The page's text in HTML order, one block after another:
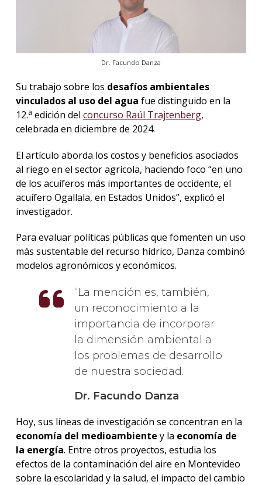
Dr. Facundo Danza
Su trabajo sobre los desafíos ambientales
vinculados al uso del agua fue distinguido en la
12.a edición del concurso Raúl Trajtenberg,
celebrada en diciembre de 2024.
El artículo aborda los costos y beneficios asociados
al riego en el sector agrícola, haciendo foco “en uno
de los acuíferos más importantes de occidente, el
acuífero Ogallala, en Estados Unidos”, explicó el
investigador.
Para evaluar políticas públicas que fomenten un uso
más sustentable del recurso hídrico, Danza combinó
modelos agronómicos y económicos.
La mención es, también,
un reconocimiento a la
importancia de incorporar
la dimensión ambiental a
los problemas de desarrollo
de nuestra sociedad.
Dr. Facundo Danza
Hoy, sus líneas de investigación se concentran en la
economía del medioambiente y la economía de
la energía. Entre otros proyectos, estudia los
efectos de la contaminación del aire en Montevideo
sobre la escolaridad y la salud, el impacto del cambio